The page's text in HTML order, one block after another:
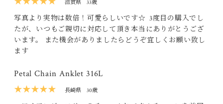
滋賀県 33歳
写真より実物は数倍！可愛らしいです☆ 3度目の購入でし
たが、いつもご親切に対応して頂き本当にありがとうござ
います。 また機会がありましたらどうぞ宜しくお願い致し
ます
Petal Chain Anklet 316L
★★★★★
長崎県 30歳